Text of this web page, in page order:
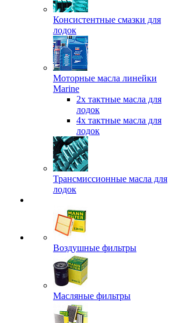
Консистентные смазки для
лодок
Моторные масла линейки
Marine
2х тактные масла для
лодок
4х тактные масла для
лодок
Трансмиссионные масла для
лодок
Воздушные фильтры
Масляные фильтры